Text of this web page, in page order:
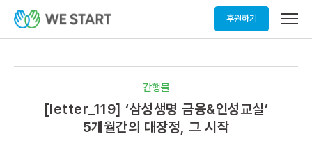
후원하기
메
열
간행물
[letter_119] ‘삼성생명 금융&인성교실’
5개월간의 대장정, 그 시작